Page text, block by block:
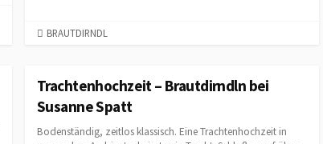
C
E
O
R
BRAUTDIRNDL
Trachtenhochzeit – Brautdirndln bei
Susanne Spatt
Bodenständig, zeitlos klassisch. Eine Trachtenhochzeit in